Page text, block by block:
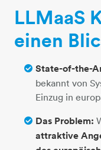
LLMaaS
einen
State-of-the-
bekannt von
Einzug in
Das Problem:
attraktive